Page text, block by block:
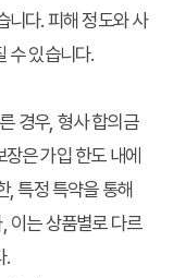
니다. 피해 정도와 사
수 있습니다.
경우, 형사 합의금
은 가입 한도 내에
, 특정 특약을 통해
이는 상품별로 다르
.